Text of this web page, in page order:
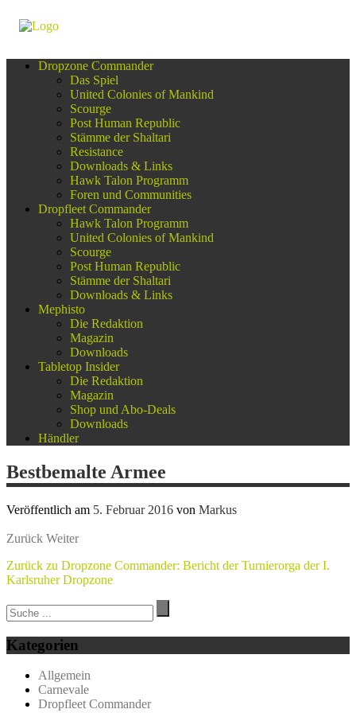
Dropzone Commander
Das Spiel
United Colonies of Mankind
Scourge
Post Human Republic
Stämme der Shaltari
Resistance
Downloads & Links
Hawk Talon Programm
Foren und Communities
Dropfleet Commander
Hawk Talon Programm
United Colonies of Mankind
Scourge
Post Human Republic
Stämme der Shaltari
Downloads & Links
Mephisto
Die Redaktion
Magazin
Downloads
Tabletop Insider
Die Redaktion
Magazin
Shop und Abo-Deals
Downloads
Händler
Bestbemalte Armee
Veröffentlich am 5. Februar 2016 von Markus
Zurück Weiter
Zurück zu Dropzone Commander: Bericht der Turnierorga der I.
Karlsruher Dropzone
Kategorien
Allgemein
Carnevale
Dropfleet Commander